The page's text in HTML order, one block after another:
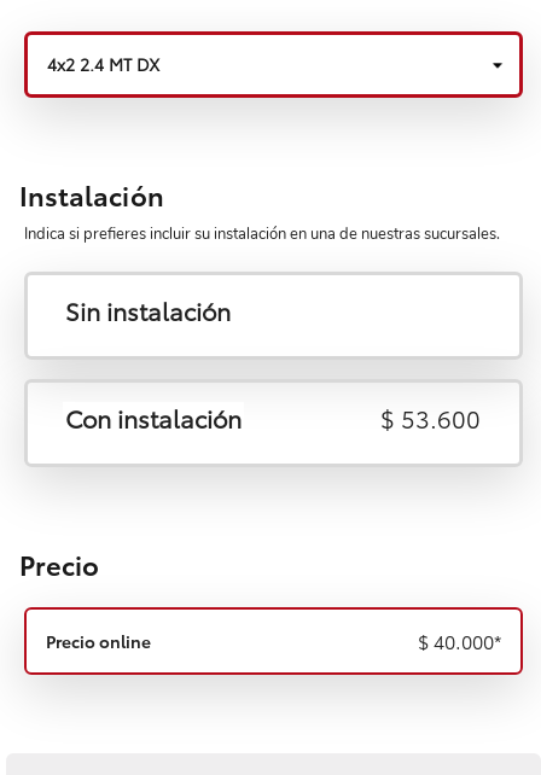
Instalación
Indica si prefieres incluir su instalación en una de nuestras sucursales.
Sin instalación
Con instalación $ 53.600
Precio
Precio online $ 40.000*